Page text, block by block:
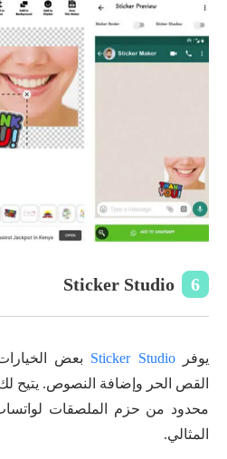
6
Sticker Studio
يوفرSticker Studio بعض
القص الحر وإضافة النصوص. يتيح لك
محدود من حزم الملصقات
المثالي.